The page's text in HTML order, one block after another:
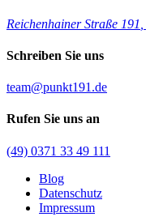
Reichenhainer Straße 191
Schreiben Sie uns
team@punkt191.de
Rufen Sie uns an
(49) 0371 33 49 111
Blog
Datenschutz
Impressum